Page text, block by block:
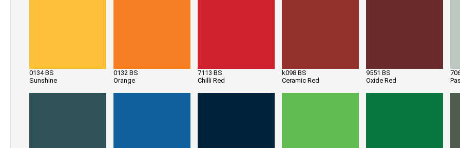
0134 BS
Sunshine
0132 BS
Orange
7113 BS
Chilli Red
k098 BS
Ceramic Red
9551 BS
Oxide Red